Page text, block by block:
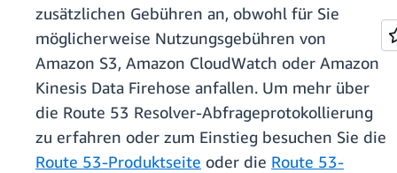
zusätzlichen Gebühren an, obwohl für Sie
möglicherweise Nutzungsgebühren von
Amazon S3, Amazon CloudWatch oder Amazon
Kinesis Data Firehose anfallen. Um mehr über
die Route 53 Resolver-Abfrageprotokollierung
zu erfahren oder zum Einstieg besuchen Sie die
Route 53-Produktseite oder die Route 53-